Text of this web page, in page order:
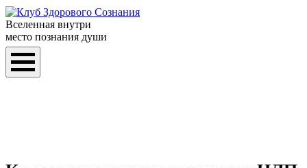
Вселенная внутри
место познания души